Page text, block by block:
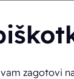
zagotovi